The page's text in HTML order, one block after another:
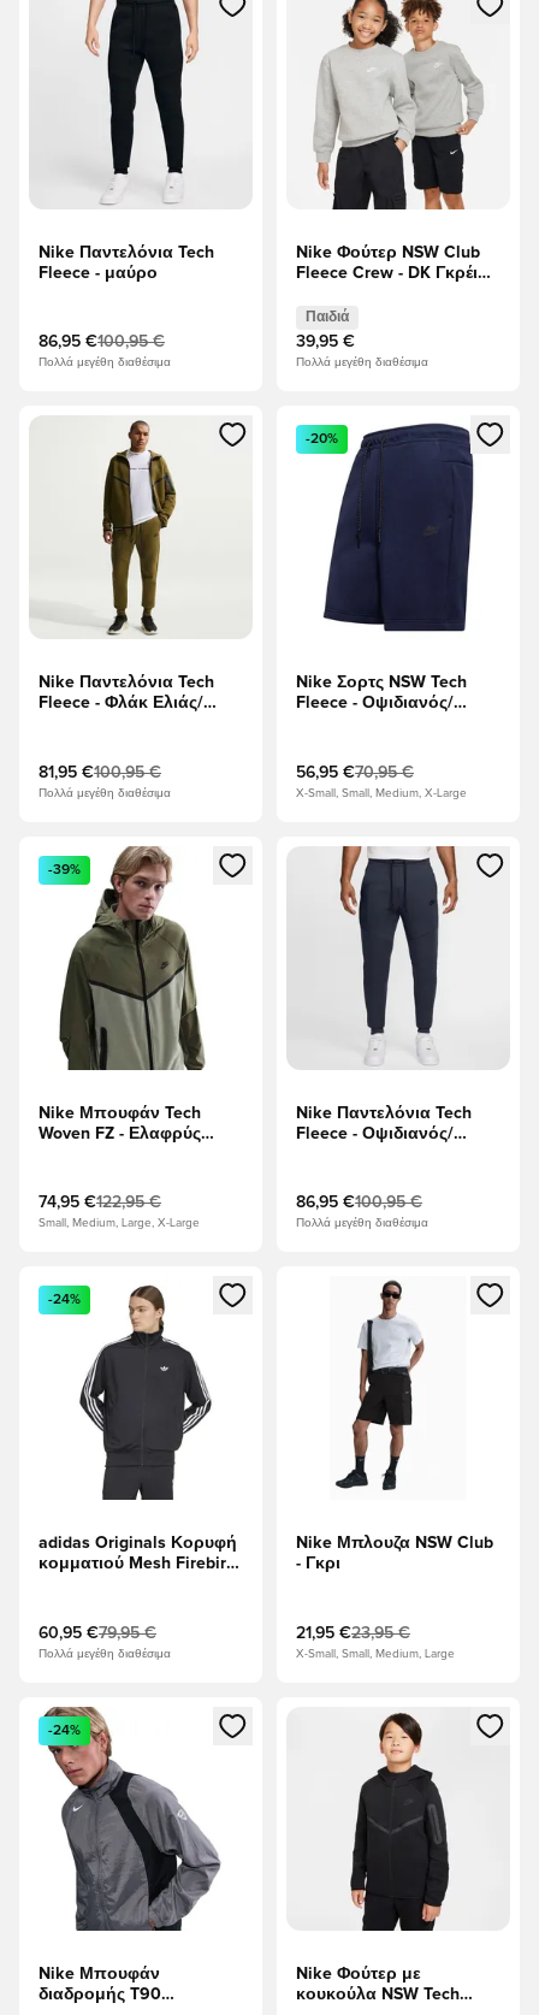
Nike Παντελόνια Tech
Fleece - μαύρο
86,95 €100,95 €
Πολλά μεγέθη διαθέσιμα
Nike Φούτερ NSW Club
Fleece Crew - DK Γκρέι
Παιδιά
39,95 €
Πολλά μεγέθη διαθέσιμα
Ανοίγει ένα Modal για να συνδεθείτε ή να εγγραφείτε ως
Nike Παντελόνια Tech
Fleece - Φλάκ Ελιάς/
81,95 €100,95 €
Πολλά μεγέθη διαθέσιμα
Ανοίγει ένα Modal για να
-20%
Nike Σορτς NSW Tech
Fleece - Οψιδιανός/
56,95 €70,95 €
X-Small, Small, Medium, X-Large
Ανοίγει ένα Modal για να συνδεθείτε ή να εγγραφείτε ως
-39%
Nike Μπουφάν Tech
Woven FZ - Ελαφρύς
74,95 €122,95 €
Small, Medium, Large, X-Large
Ανοίγει ένα Modal για να
Nike Παντελόνια Tech
Fleece - Οψιδιανός/
86,95 €100,95 €
Πολλά μεγέθη διαθέσιμα
Ανοίγει ένα Modal για να συνδεθείτε ή να εγγραφείτε ως
-24%
adidas Originals Κορυφή
κομματιού Mesh Firebird
60,95 €79,95 €
Πολλά μεγέθη διαθέσιμα
Ανοίγει ένα Modal για να
Nike Μπλουζα NSW Club
- Γκρι
21,95 €23,95 €
X-Small, Small, Medium, Large
Ανοίγει ένα Modal για να συνδεθείτε ή να εγγραφείτε ως
-24%
Nike Μπουφάν
διαδρομής T90
Ανοίγει ένα Modal για να
Nike Φούτερ με
κουκούλα NSW Tech